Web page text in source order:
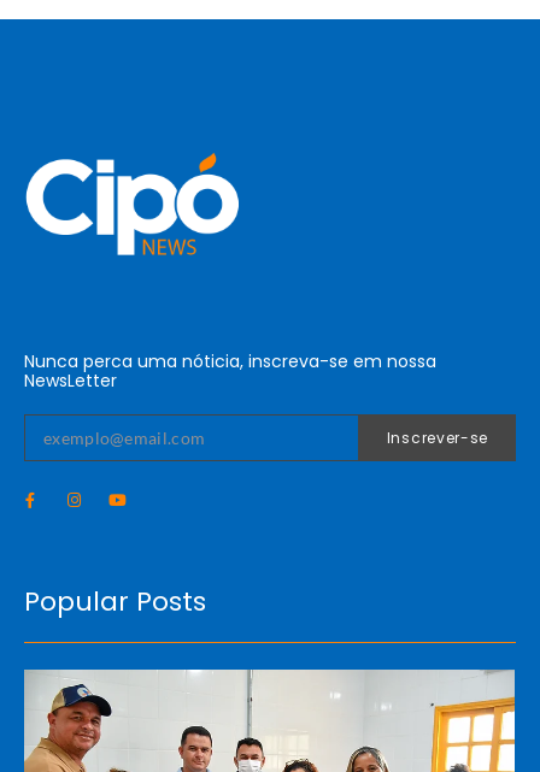
Nunca perca uma nóticia, inscreva-se em nossa
NewsLetter
Inscrever-se
Popular Posts